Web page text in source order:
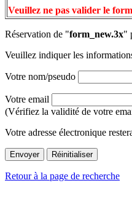
Veuillez ne pas valider le
Réservation de "form_new.3x"
Veuillez indiquer les
Votre nom/pseudo
Votre email
(Vérifiez la validité de votre
Votre adresse électronique
Retour à la page de recherche